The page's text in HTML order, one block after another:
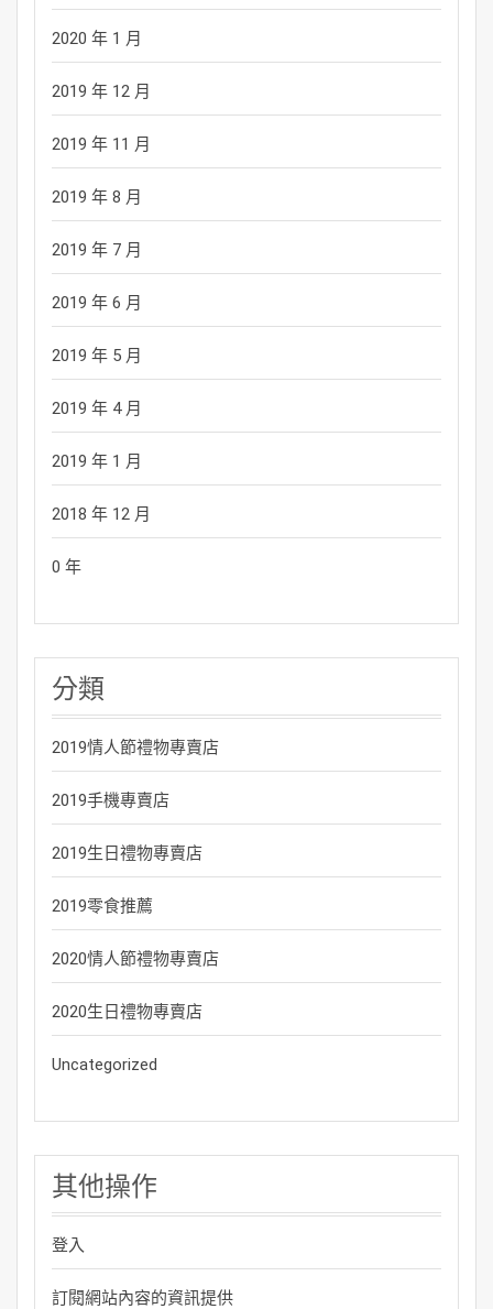
2020 年 1 月
2019 年 12 月
2019 年 11 月
2019 年 8 月
2019 年 7 月
2019 年 6 月
2019 年 5 月
2019 年 4 月
2019 年 1 月
2018 年 12 月
0 年
分類
2019情人節禮物專賣店
2019手機專賣店
2019生日禮物專賣店
2019零食推薦
2020情人節禮物專賣店
2020生日禮物專賣店
Uncategorized
其他操作
登入
訂閱網站內容的資訊提供